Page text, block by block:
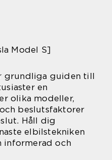
Model S]
grundliga guiden till
en
olika modeller,
beslutsfaktorer
Håll dig
elbilstekniken
informerad och